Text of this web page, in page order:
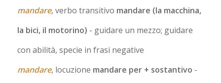
mandare, verbo transitivo mandare (la macchina,
la bici, il motorino) - guidare un mezzo; guidare
con abilità, specie in frasi negative
mandare, locuzione mandare per + sostantivo -